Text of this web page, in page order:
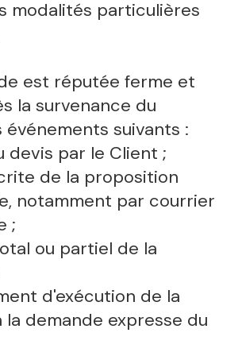
modalités particulières
est réputée ferme et
la survenance du
suivants :
devis par le Client ;
de la proposition
notamment par courrier
;
ou partiel de la
d'exécution de la
demande expresse du